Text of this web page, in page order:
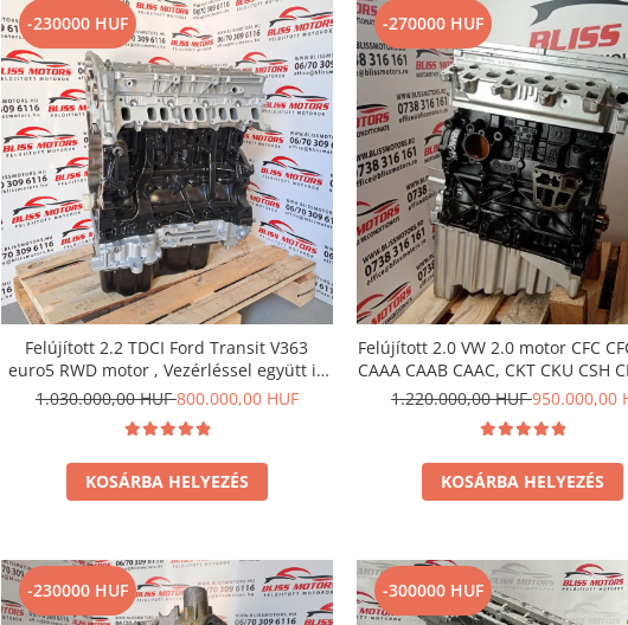
-230000 HUF
Felújított 2.2 TDCI Ford Transit V363
euro5 RWD motor , Vezérléssel együtt is
megvásárolható !
1.030.000,00 HUF800.000,00 HUF
KOSÁRBA HELYEZÉS
-270000 HUF
Felújított 2.0 VW 2.0 motor CFC
CAAA CAAB CAAC, CKT CKU CSH
CKUB CKTC CSHA CNEA CSLB
1.220.000,00 HUF950.000,00
KOSÁRBA HELYEZÉS
-230000 HUF -300000 HUF